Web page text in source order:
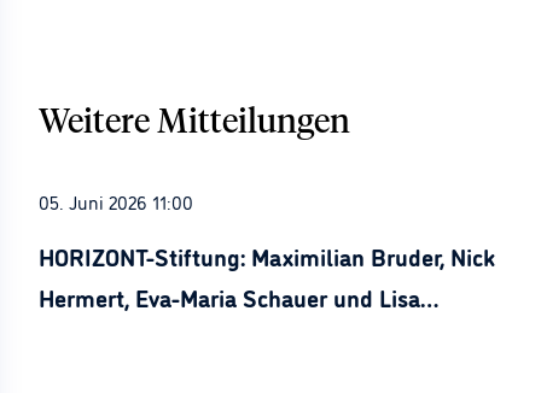
Weitere Mitteilungen
05. Juni 2026 11:00
HORIZONT-Stiftung: Maximilian Bruder, Nick
Hermert, Eva-Maria Schauer und Lisa